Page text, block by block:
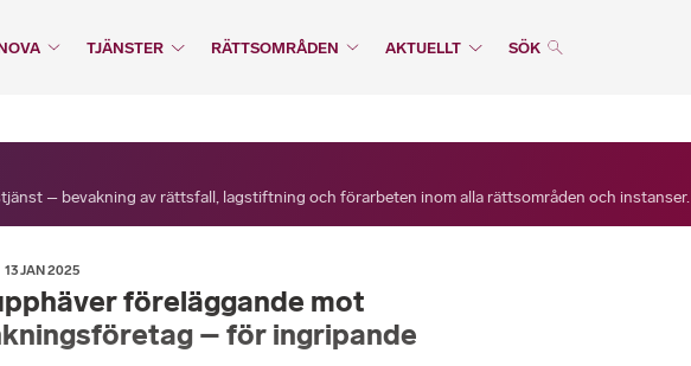
TJÄNSTER RÄTTSOMRÅDEN AKTUELLT SÖK
– bevakning av rättsfall, lagstiftning och förarbeten inom alla rättsområden och instanser.
13 JAN 2025
föreläggande mot
– för ingripande